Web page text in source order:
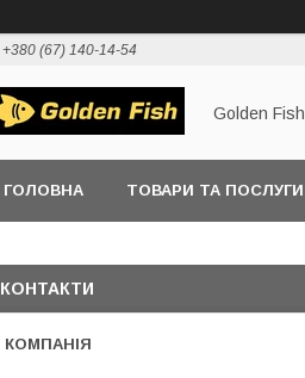
+380 (67) 140-14-54
Golden Fish
ГОЛОВНА ТОВАРИ ТА ПОСЛУГИ
КОНТАКТИ